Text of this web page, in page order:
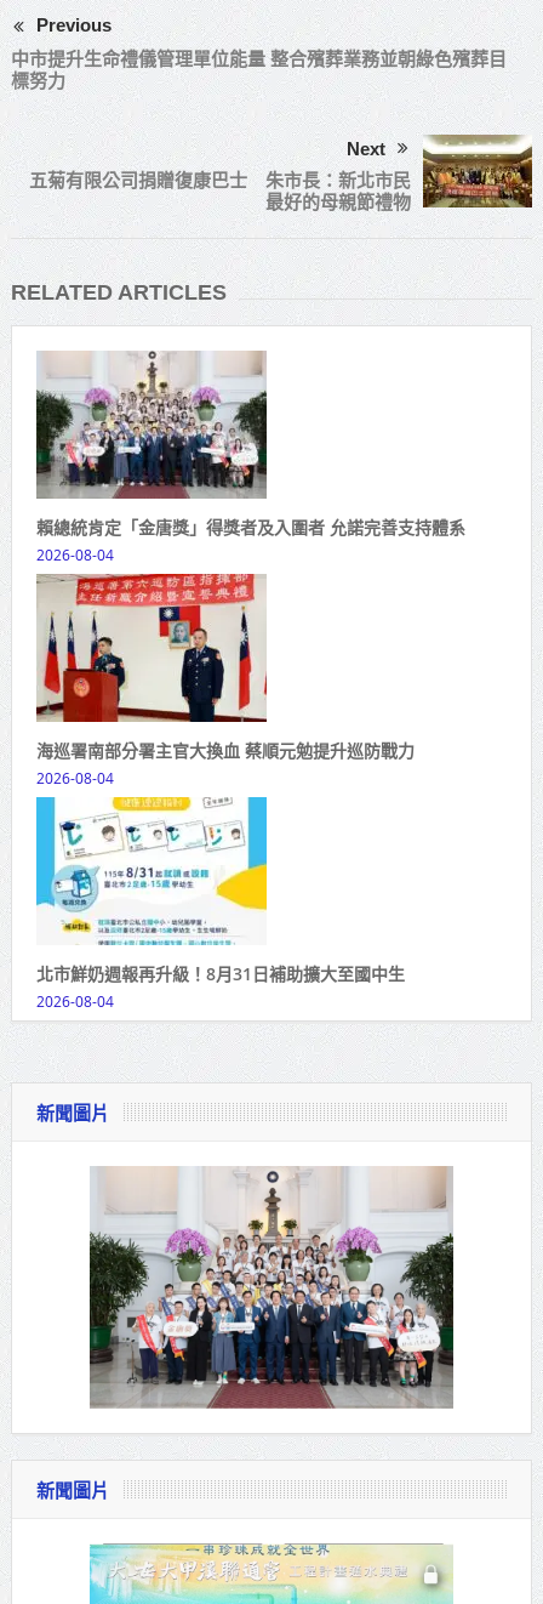
Previous
中市提升生命禮儀管理單位能量 整合殯葬業務並朝綠色殯葬目
標努力
Next
五菊有限公司捐贈復康巴士 朱市長：新北市民
最好的母親節禮物
RELATED ARTICLES
賴總統肯定「金唐獎」得獎者及入圍者 允諾完善支持體系
2026-08-04
海巡署南部分署主官大換血 蔡順元勉提升巡防戰力
2026-08-04
北市鮮奶週報再升級！8月31日補助擴大至國中生
2026-08-04
新聞圖片
新聞圖片